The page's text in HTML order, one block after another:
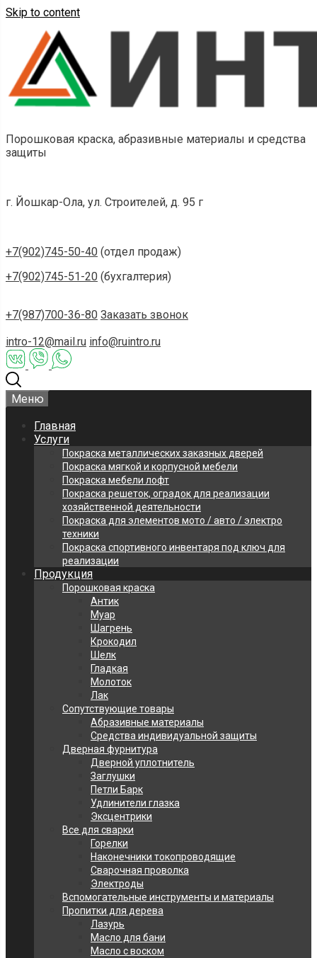
Skip to content
Порошковая краска, абразивные материалы и средства
защиты
г. Йошкар-Ола, ул. Строителей, д. 95 г
+7(902)745-50-40 (отдел продаж)
+7(902)745-51-20 (бухгалтерия)
+7(987)700-36-80 Заказать звонок
intro-12@mail.ru info@ruintro.ru
Меню
Главная
Услуги
Покраска металлических заказных дверей
Покраска мягкой и корпусной мебели
Покраска мебели лофт
Покраска решеток, оградок для реализации
хозяйственной деятельности
Покраска для элементов мото / авто / электро
техники
Покраска спортивного инвентаря под ключ для
реализации
Продукция
Порошковая краска
Антик
Муар
Шагрень
Крокодил
Шелк
Гладкая
Молоток
Лак
Сопутствующие товары
Абразивные материалы
Средства индивидуальной защиты
Дверная фурнитура
Дверной уплотнитель
Заглушки
Петли Барк
Удлинители глазка
Эксцентрики
Все для сварки
Горелки
Наконечники токопроводящие
Сварочная проволка
Электроды
Вспомогательные инструменты и материалы
Пропитки для дерева
Лазурь
Масло для бани
Масло с воском